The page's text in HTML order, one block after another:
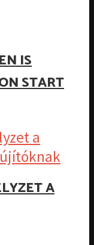
IS
START
A